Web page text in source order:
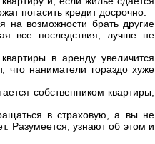
погасить кредит досрочно.
на возможности брать другие
все последствия, лучше не
в аренду увеличится
наниматели гораздо хуже
собственником квартиры,
в страховую, а вы не
Разумеется, узнают об этом и